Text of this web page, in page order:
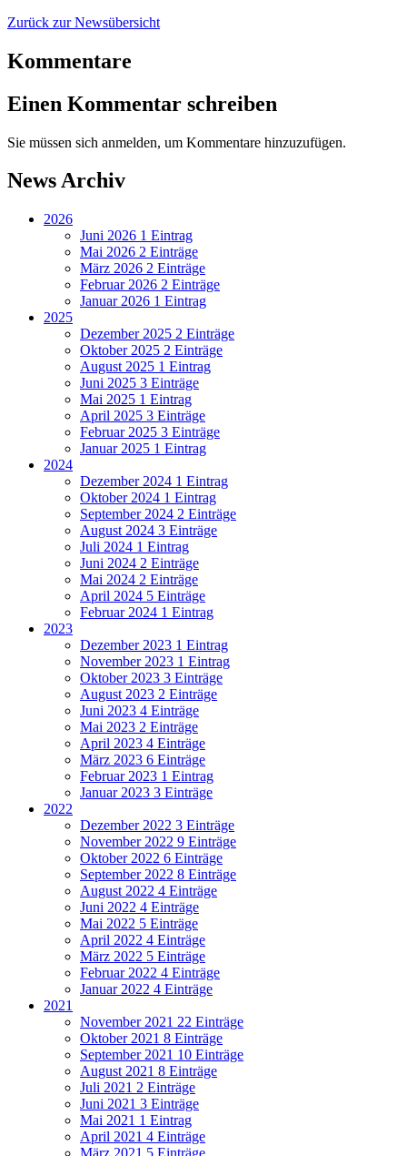
Zurück zur Newsübersicht
Kommentare
Einen Kommentar schreiben
Sie müssen sich anmelden, um Kommentare hinzuzufügen.
News Archiv
2026
Juni 2026 1 Eintrag
Mai 2026 2 Einträge
März 2026 2 Einträge
Februar 2026 2 Einträge
Januar 2026 1 Eintrag
2025
Dezember 2025 2 Einträge
Oktober 2025 2 Einträge
August 2025 1 Eintrag
Juni 2025 3 Einträge
Mai 2025 1 Eintrag
April 2025 3 Einträge
Februar 2025 3 Einträge
Januar 2025 1 Eintrag
2024
Dezember 2024 1 Eintrag
Oktober 2024 1 Eintrag
September 2024 2 Einträge
August 2024 3 Einträge
Juli 2024 1 Eintrag
Juni 2024 2 Einträge
Mai 2024 2 Einträge
April 2024 5 Einträge
Februar 2024 1 Eintrag
2023
Dezember 2023 1 Eintrag
November 2023 1 Eintrag
Oktober 2023 3 Einträge
August 2023 2 Einträge
Juni 2023 4 Einträge
Mai 2023 2 Einträge
April 2023 4 Einträge
März 2023 6 Einträge
Februar 2023 1 Eintrag
Januar 2023 3 Einträge
2022
Dezember 2022 3 Einträge
November 2022 9 Einträge
Oktober 2022 6 Einträge
September 2022 8 Einträge
August 2022 4 Einträge
Juni 2022 4 Einträge
Mai 2022 5 Einträge
April 2022 4 Einträge
März 2022 5 Einträge
Februar 2022 4 Einträge
Januar 2022 4 Einträge
2021
November 2021 22 Einträge
Oktober 2021 8 Einträge
September 2021 10 Einträge
August 2021 8 Einträge
Juli 2021 2 Einträge
Juni 2021 3 Einträge
Mai 2021 1 Eintrag
April 2021 4 Einträge